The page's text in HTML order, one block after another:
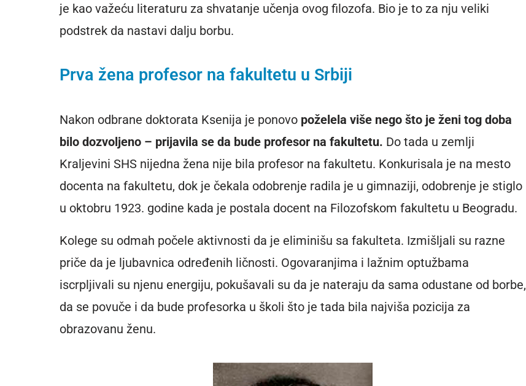
je kao važeću literaturu za shvatanje učenja ovog filozofa. Bio je to za nju veliki
podstrek da nastavi dalju borbu.
Prva žena profesor na fakultetu u Srbiji
Nakon odbrane doktorata Ksenija je ponovo poželela više nego što je ženi tog doba
bilo dozvoljeno – prijavila se da bude profesor na fakultetu. Do tada u zemlji
Kraljevini SHS nijedna žena nije bila profesor na fakultetu. Konkurisala je na mesto
docenta na fakultetu, dok je čekala odobrenje radila je u gimnaziji, odobrenje je stiglo
u oktobru 1923. godine kada je postala docent na Filozofskom fakultetu u Beogradu.
Kolege su odmah počele aktivnosti da je eliminišu sa fakulteta. Izmišljali su razne
priče da je ljubavnica određenih ličnosti. Ogovaranjima i lažnim optužbama
iscrpljivali su njenu energiju, pokušavali su da je nateraju da sama odustane od borbe,
da se povuče i da bude profesorka u školi što je tada bila najviša pozicija za
obrazovanu ženu.